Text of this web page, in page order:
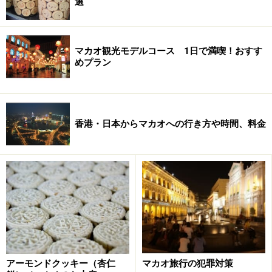
マカオ観光モデルコース 1日で満喫！おすす
めプラン
香港・日本からマカオへの行き方や時間、料金
アーモンドクッキー（杏仁
マカオ旅行の犯罪対策